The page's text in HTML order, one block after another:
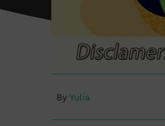
By Yulia